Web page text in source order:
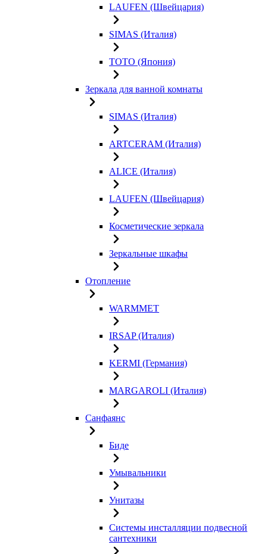
LAUFEN (Швейцария)
SIMAS (Италия)
TOTO (Япония)
Зеркала для ванной комнаты
SIMAS (Италия)
ARTCERAM (Италия)
ALICE (Италия)
LAUFEN (Швейцария)
Косметические зеркала
Зеркальные шкафы
Отопление
WARMMET
IRSAP (Италия)
KERMI (Германия)
MARGAROLI (Италия)
Санфаянс
Биде
Умывальники
Унитазы
Системы инсталляции подвесной
сантехники